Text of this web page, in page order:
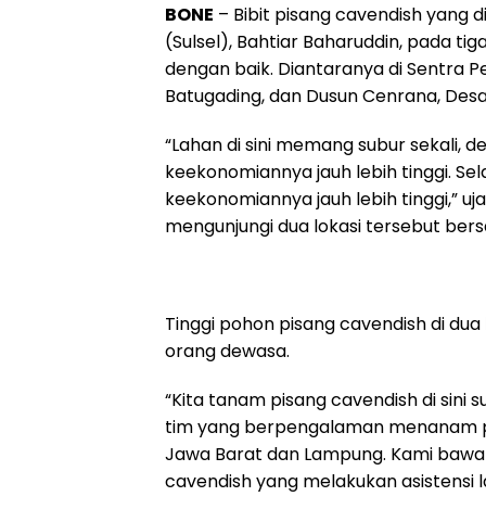
c
e
b
o
o
k
a
t
s
p
p
l
e
g
a
m
r
e
a
s
a
r
e
BONE – Bibit pisang cavendish yang
(Sulsel), Bahtiar Baharuddin, pada
dengan baik. Diantaranya di Sentra
Batugading, dan Dusun Cenrana,
“Lahan di sini memang subur sekali,
keekonomiannya jauh lebih tinggi.
keekonomiannya jauh lebih tinggi,”
mengunjungi dua lokasi tersebut
Tinggi pohon pisang cavendish di
orang dewasa.
“Kita tanam pisang cavendish di sini
tim yang berpengalaman menanam
Jawa Barat dan Lampung. Kami
cavendish yang melakukan asistensi